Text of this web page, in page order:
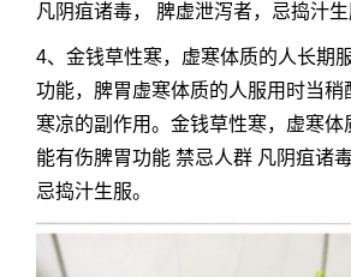
凡阴疽诸毒， 脾虚泄泻者，忌捣汁生
4、金钱草性寒，虚寒体质的人长期
功能，脾胃虚寒体质的人服用时当稍
寒凉的副作用。金钱草性寒，虚寒体
能有伤脾胃功能 禁忌人群 凡阴疽诸
忌捣汁生服。